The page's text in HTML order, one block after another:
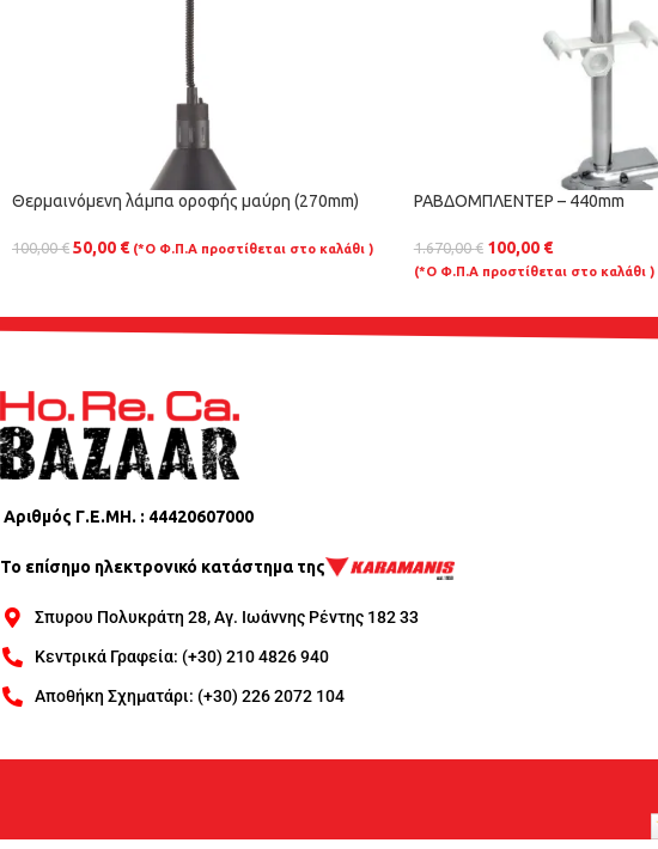
Θερμαινόμενη λάμπα οροφής μαύρη (270mm)
100,00€ 50,00 € (*Ο Φ.Π.Α προστίθεται στο καλάθι )
ΡΑΒΔΟΜΠΛΕΝΤΕΡ – 440mm
1.670,00€ 100,00 €
(*Ο Φ.Π.Α προστίθεται στο καλάθι )
Αριθμός Γ.Ε.ΜΗ. : 44420607000
Το επίσημο ηλεκτρονικό κατάστημα της
Σπυρου Πολυκράτη 28, Αγ. Ιωάννης Ρέντης 182 33
Κεντρικά Γραφεία: (+30) 210 4826 940
Αποθήκη Σχηματάρι: (+30) 226 2072 104